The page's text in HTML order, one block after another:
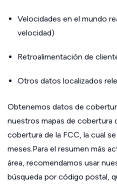
Velocidades en el mundo
velocidad)
Retroalimentación de
Otros datos localizados
Obtenemos datos de
nuestros mapas de cobertura
cobertura de la FCC, la cual
meses.Para el resumen más
área, recomendamos usar
búsqueda por código postal,